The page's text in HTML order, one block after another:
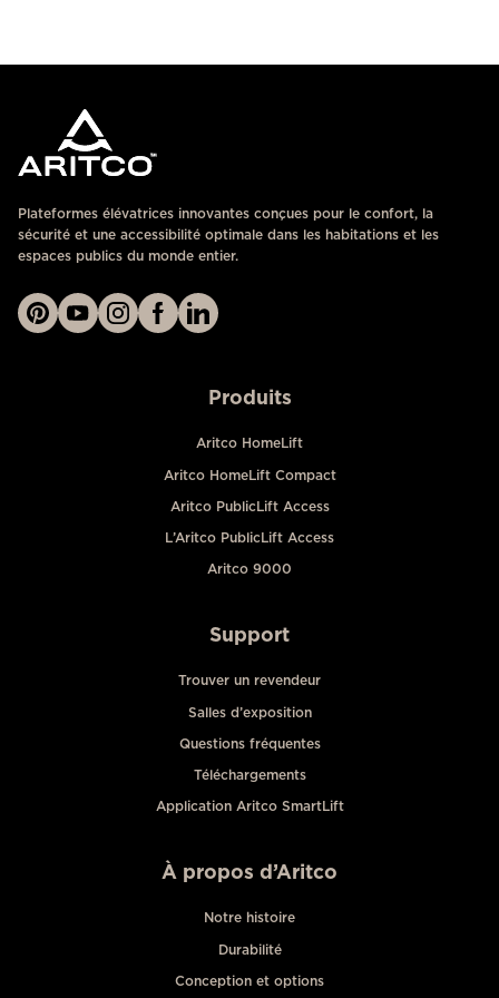
Plateformes élévatrices innovantes conçues pour le confort, la
sécurité et une accessibilité optimale dans les habitations et les
espaces publics du monde entier.
Produits
Aritco HomeLift
Aritco HomeLift Compact
Aritco PublicLift Access
L’Aritco PublicLift Access
Aritco 9000
Support
Trouver un revendeur
Salles d’exposition
Questions fréquentes
Téléchargements
Application Aritco SmartLift
À propos d’Aritco
Notre histoire
Durabilité
Conception et options